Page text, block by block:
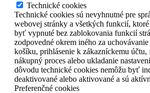
Technické cookies
Technické cookies sú nevyhnutné pre
webovej stránky a všetkých funkcií,
byť vypnuté bez zablokovania funkcií
zodpovedné okrem iného za
košíku, prihlásenie k zákazníckemu
nákupný proces alebo ukladanie
dôvodu technické cookies nemôžu byť
deaktivované alebo aktivované a sú
Preferenčné cookies